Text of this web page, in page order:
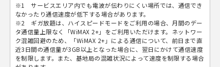
※1 サービスエリア内でも電波が伝わりにくい場所では、通信でき
なかったり通信速度が低下する場合があります。
※2 ギガ放題は、ハイスピードモードをご利用の場合、月間のデー
タ通信量上限なく「WiMAX 2+」をご利用いただけます。ネットワー
ク混雑回避のため、「WiMAX 2+」による通信について、前日まで直
近3日間の通信量が3GB以上となった場合に、翌日にかけて通信速度
を制限します。また、基地局の混雑状況によって速度を制限する場合